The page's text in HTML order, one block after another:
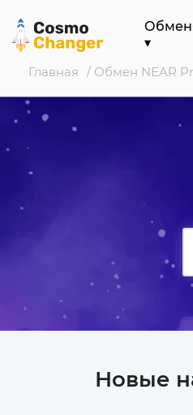
▾
Главная / Обмен NEAR
Новые